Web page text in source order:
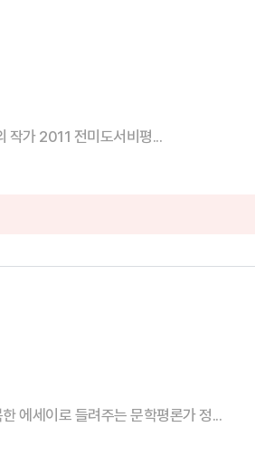
작가 2011 전미도서비평...
에세이로 들려주는 문학평론가 정...